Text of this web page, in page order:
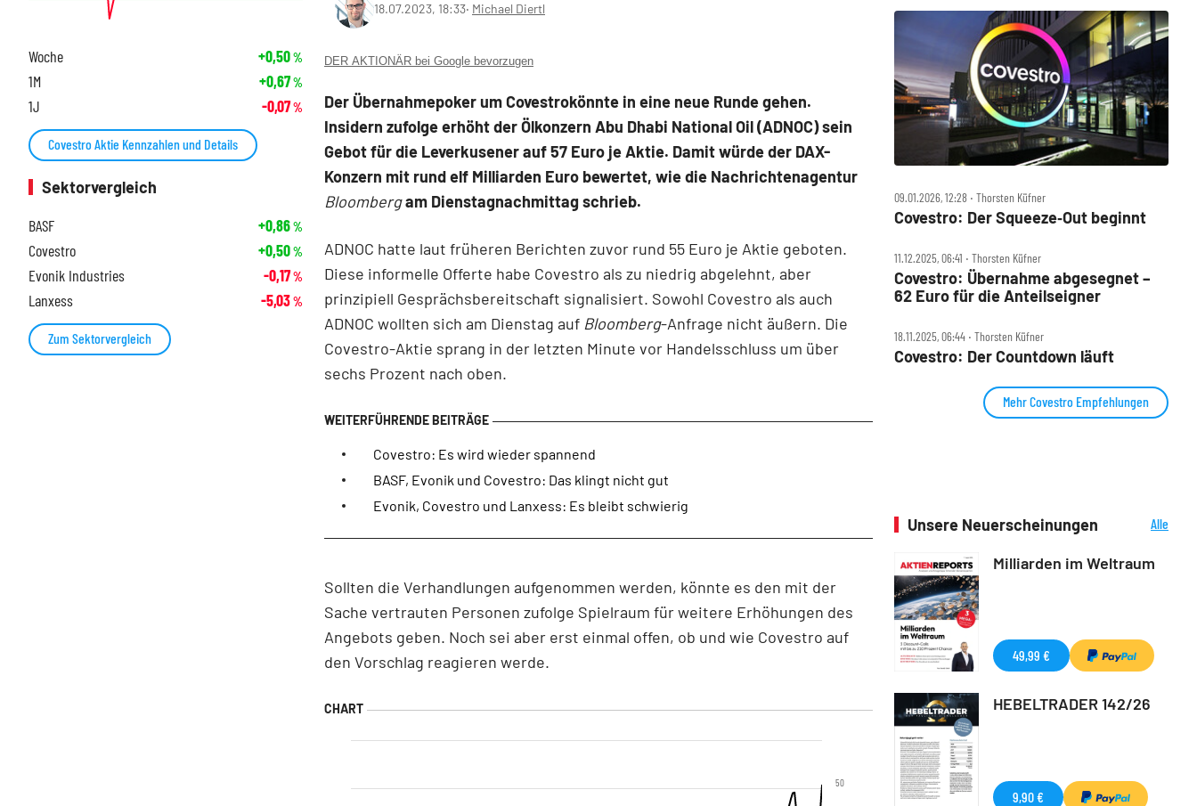
18.07.2023, 18:33‧ Michael Diertl
DER AKTIONÄR bei Google bevorzugen
Der Übernahmepoker um Covestrokönnte in eine neue Runde gehen.
Insidern zufolge erhöht der Ölkonzern Abu Dhabi National Oil (ADNOC) sein
Gebot für die Leverkusener auf 57 Euro je Aktie. Damit würde der DAX-
Konzern mit rund elf Milliarden Euro bewertet, wie die Nachrichtenagentur
Bloombergam Dienstagnachmittag schrieb.
ADNOC hatte laut früheren Berichten zuvor rund 55 Euro je Aktie geboten.
Diese informelle Offerte habe Covestro als zu niedrig abgelehnt, aber
prinzipiell Gesprächsbereitschaft signalisiert. Sowohl Covestro als auch
ADNOC wollten sich am Dienstag auf Bloomberg-Anfrage nicht äußern. Die
Covestro-Aktie sprang in der letzten Minute vor Handelsschluss um über
sechs Prozent nach oben.
Covestro: Es wird wieder spannend
BASF, Evonik und Covestro: Das klingt nicht gut
Evonik, Covestro und Lanxess: Es bleibt schwierig
Sollten die Verhandlungen aufgenommen werden, könnte es den mit der
Sache vertrauten Personen zufolge Spielraum für weitere Erhöhungen des
Angebots geben. Noch sei aber erst einmal offen, ob und wie Covestro auf
den Vorschlag reagieren werde.
50
Woche +0,50%
1M +0,67%
1J -0,07%
Covestro Aktie Kennzahlen und Details
Sektorvergleich
BASF
+0,86%
Covestro +0,50%
Evonik Industries -0,17%
Lanxess -5,03%
Zum Sektorvergleich
09.01.2026, 12:28 ‧ Thorsten Küfner
Covestro: Der Squeeze‑Out beginnt
11.12.2025, 06:41 ‧ Thorsten Küfner
Covestro: Übernahme abgesegnet –
62 Euro für die Anteilseigner
18.11.2025, 06:44 ‧ Thorsten Küfner
Covestro: Der Countdown läuft
Mehr Covestro Empfehlungen
Unsere Neuerscheinungen
Alle
Milliarden im Weltraum
49,99 €
HEBELTRADER 142/26
9,90 €